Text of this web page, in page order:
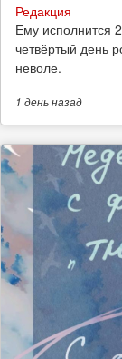
Редакция
Ему исполнится
четвёртый день
неволе.
1 деньназад